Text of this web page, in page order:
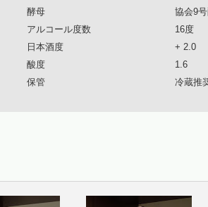
酵母
協会9
アルコール度数
16度
日本酒度
+ 2.0
酸度
1.6
保管
冷蔵推